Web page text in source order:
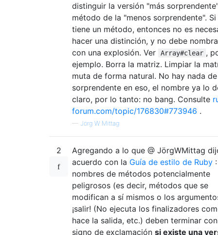
distinguir la versión "más
método de la "menos sorprendente".
tiene un método, entonces no es
hacer una distinción, y no debe
con una explosión. Ver
Array#clear ,
ejemplo. Borra la matriz. Limpiar la
muta de forma natural. No hay nada de
sorprendente en eso, el nombre ya lo
claro, por lo tanto: no bang. Consulte
forum.com/topic/176830#773946 .
— Jörg W Mittag
2
Agregando a lo que @ JörgWMittag
acuerdo con la Guía de estilo de Ruby
nombres de métodos potencialmente
peligrosos (es decir, métodos que se
modifican a sí mismos o los
¡salir! (No ejecuta los finalizadores
hace la salida, etc.) deben terminar
signo de exclamación si existe una